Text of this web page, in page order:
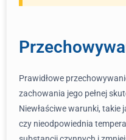
Prawidłowe
zachowania jego pełnej
Niewłaściwe warunki, takie
czy nieodpowiednia